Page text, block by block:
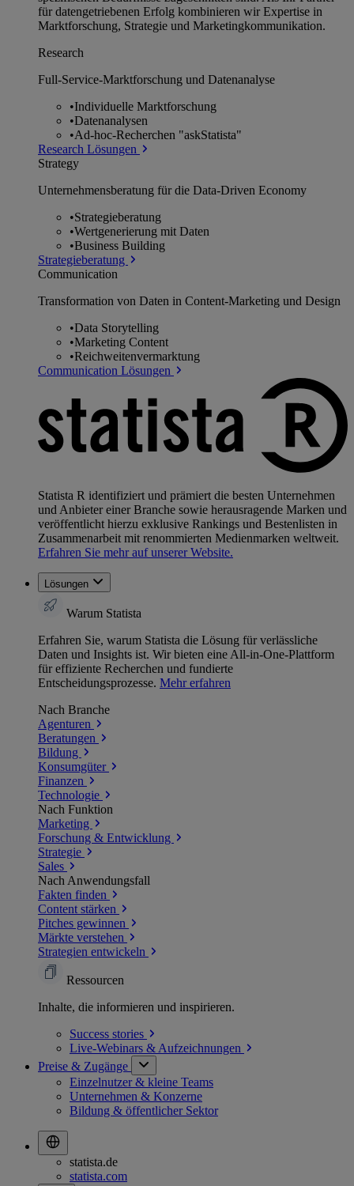
für datengetriebenen Erfolg kombinieren wir Expertise in
Marktforschung, Strategie und Marketingkommunikation.
Research
Full-Service-Marktforschung und Datenanalyse
•Individuelle Marktforschung
•Datenanalysen
•Ad-hoc-Recherchen "askStatista"
Research Lösungen
Strategy
Unternehmens­beratung für die Data-Driven Economy
•Strategieberatung
•Wertgenerierung mit Daten
•Business Building
Strategieberatung
Communication
Transformation von Daten in Content-Marketing und Design
•Data Storytelling
•Marketing Content
•Reichweitenvermarktung
Communication Lösungen
Statista R identifiziert und prämiert die besten Unternehmen
und Anbieter einer Branche sowie herausragende Marken und
veröffentlicht hierzu exklusive Rankings und Bestenlisten in
Zusammenarbeit mit renommierten Medienmarken weltweit.
Erfahren Sie mehr auf unserer Website.
Lösungen
Warum Statista
Erfahren Sie, warum Statista die Lösung für verlässliche
Daten und Insights ist. Wir bieten eine All-in-One-Plattform
für effiziente Recherchen und fundierte
Entscheidungsprozesse. Mehr erfahren
Nach Branche
Agenturen
Beratungen
Bildung
Konsumgüter
Finanzen
Technologie
Nach Funktion
Marketing
Forschung & Entwicklung
Strategie
Sales
Nach Anwendungsfall
Fakten finden
Content stärken
Pitches gewinnen
Märkte verstehen
Strategien entwickeln
Ressourcen
Inhalte, die informieren und inspirieren.
Success stories
Live-Webinars & Aufzeichnungen
Preise & Zugänge
Einzelnutzer & kleine Teams
Unternehmen & Konzerne
Bildung & öffentlicher Sektor
statista.de
statista.com